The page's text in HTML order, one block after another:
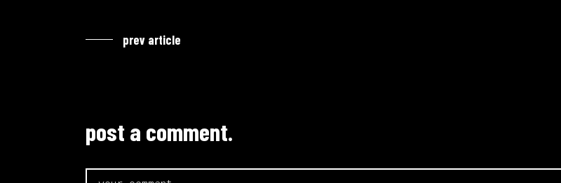
prev article
post a comment.